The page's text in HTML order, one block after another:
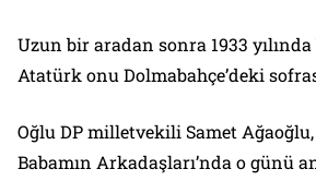
Uzun bir aradan sonra 1933
Atatürk onu Dolmabahçe’deki
Oğlu DP milletvekili Samet
Babamın Arkadaşları’nda o günü